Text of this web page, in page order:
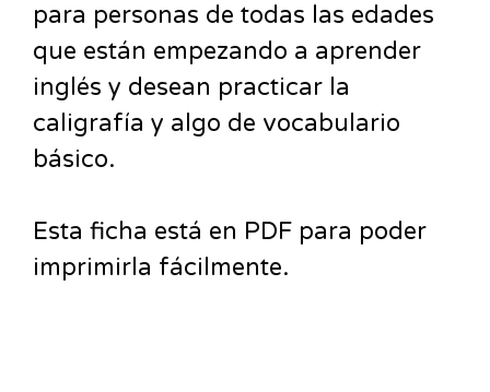
para personas de todas las edades
que están empezando a aprender
inglés y desean practicar la
caligrafía y algo de vocabulario
básico.
Esta ficha está en PDF para poder
imprimirla fácilmente.